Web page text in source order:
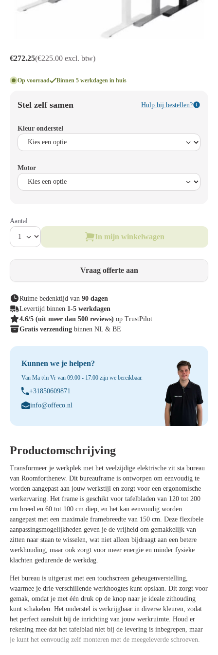
€272.25(€225.00 excl. btw)
Op voorraad Binnen 5 werkdagen in huis
Stel zelf samen Hulp bij bestellen?
Kleur onderstel
Motor
Aantal
In mijn winkelwagen
Vraag offerte aan
Ruime bedenktijd van 90 dagen
Levertijd binnen 1-5 werkdagen
4.6/5 (uit meer dan 500 reviews) op TrustPilot
Gratis verzending binnen NL & BE
Kunnen we je helpen?
Van Ma t/m Vr van 09:00 - 17:00 zijn we bereikbaar.
+31850609871
info@offeco.nl
Productomschrijving
Transformeer je werkplek met het veelzijdige elektrische zit sta bureau
van Roomforthenew. Dit bureauframe is ontworpen om eenvoudig te
worden aangepast aan jouw werkstijl en zorgt voor een ergonomische
werkervaring. Het frame is geschikt voor tafelbladen van 120 tot 200
cm breed en 60 tot 100 cm diep, en het kan eenvoudig worden
aangepast met een maximale framebreedte van 150 cm. Deze flexibele
aanpassingsmogelijkheden geven je de vrijheid om gemakkelijk van
zitten naar staan te wisselen, wat niet alleen bijdraagt aan een betere
werkhouding, maar ook zorgt voor meer energie en minder fysieke
klachten gedurende de werkdag.
Het bureau is uitgerust met een touchscreen geheugenverstelling,
waarmee je drie verschillende werkhoogtes kunt opslaan. Dit zorgt voor
gemak, omdat je met één druk op de knop naar je ideale zithouding
kunt schakelen. Het onderstel is verkrijgbaar in diverse kleuren, zodat
het perfect aansluit bij de inrichting van jouw werkruimte. Houd er
rekening mee dat het tafelblad niet bij de levering is inbegrepen, maar
je kunt het eenvoudig zelf monteren met de meegeleverde schroeven.